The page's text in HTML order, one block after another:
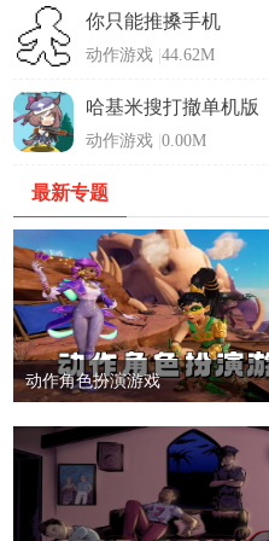
你只能推搡手机
动作游戏 44.62M
哈基米搜打撤单机版
动作游戏 0.00M
最新专题
动作角色扮演游戏